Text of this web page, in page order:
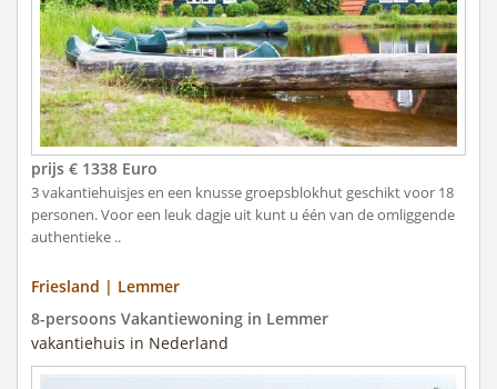
prijs € 1338 Euro
3 vakantiehuisjes en een knusse groepsblokhut geschikt voor 18
personen. Voor een leuk dagje uit kunt u één van de omliggende
authentieke ..
Friesland | Lemmer
8-persoons Vakantiewoning in Lemmer
vakantiehuis in Nederland